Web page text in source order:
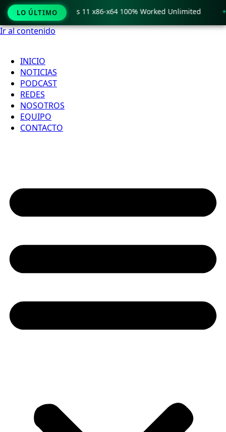
Ir al contenido
INICIO
NOTICIAS
PODCAST
REDES
NOSOTROS
EQUIPO
CONTACTO
LO ÚLTIMO
Crack only Windows 11 x86-x64 100% Worked Unlimited